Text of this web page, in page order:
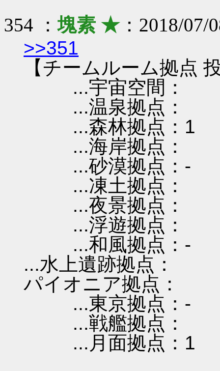
354 ：塊素 ★：2018/07/
>>351
【チームルーム拠点
...宇宙空間：
...温泉拠点：
...森林拠点：1
...海岸拠点：
...砂漠拠点：-
...凍土拠点：
...夜景拠点：
...浮遊拠点：
...和風拠点：-
...水上遺跡拠点：
パイオニア拠点：
...東京拠点：-
...戦艦拠点：
...月面拠点：1